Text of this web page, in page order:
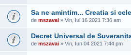
Sa ne amintim... Creatia si
de mszavai » Vin, Iul 16 2021 7:36 am
Decret Universal de
de mszavai » Vin, Iun 04 2021 7:44 pm